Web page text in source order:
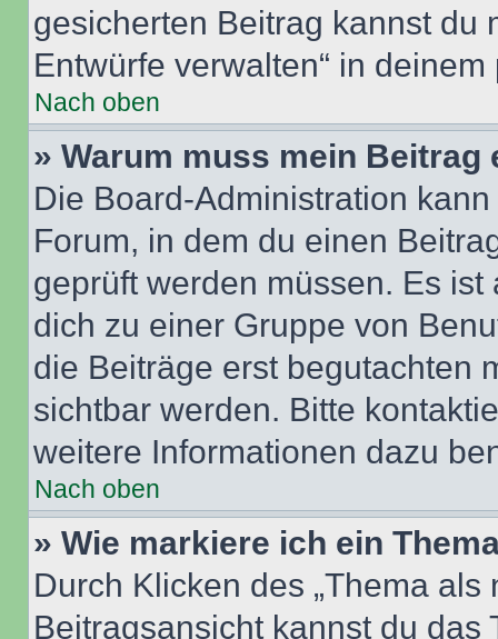
gesicherten Beitrag kannst du
Entwürfe verwalten“ in
Nach oben
» Warum muss mein
Die Board-Administration
Forum, in dem du einen
geprüft werden müssen. Es
dich zu einer Gruppe von
die Beiträge erst begutachten
sichtbar werden. Bitte
weitere Informationen dazu
Nach oben
» Wie markiere ich ein
Durch Klicken des „Thema
Beitragsansicht kannst du